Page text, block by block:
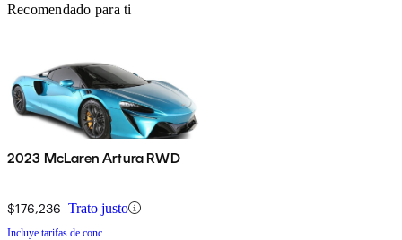
Recomendado para ti
2023 McLaren Artura RWD
$176,236 Trato justo
Incluye tarifas de conc.